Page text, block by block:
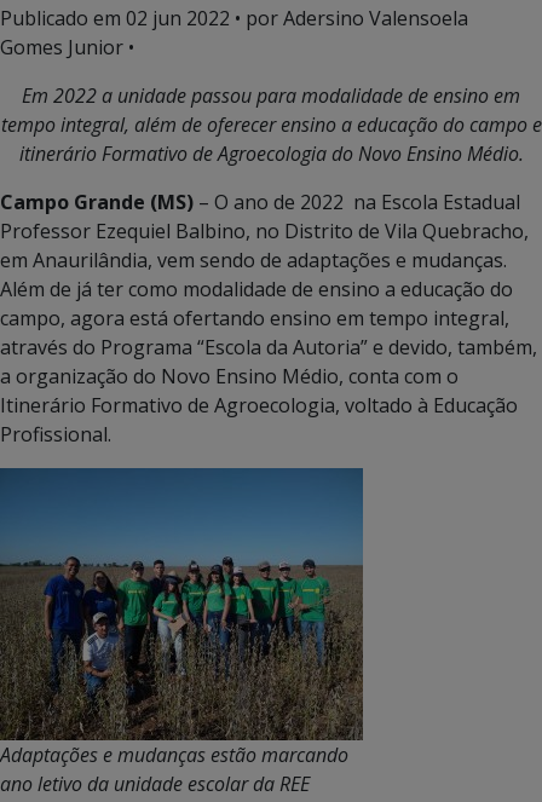
Publicado em 02 jun 2022 • por Adersino Valensoela
Gomes Junior •
Em 2022 a unidade passou para modalidade de ensino em
tempo integral, além de oferecer ensino a educação do campo e
itinerário Formativo de Agroecologia do Novo Ensino Médio.
Campo Grande (MS) – O ano de 2022 na Escola Estadual
Professor Ezequiel Balbino, no Distrito de Vila Quebracho,
em Anaurilândia, vem sendo de adaptações e mudanças.
Além de já ter como modalidade de ensino a educação do
campo, agora está ofertando ensino em tempo integral,
através do Programa “Escola da Autoria” e devido, também,
a organização do Novo Ensino Médio, conta com o
Itinerário Formativo de Agroecologia, voltado à Educação
Profissional.
Adaptações e mudanças estão marcando
ano letivo da unidade escolar da REE